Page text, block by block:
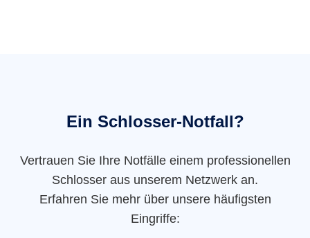
Ein Schlosser-Notfall?
Vertrauen Sie Ihre Notfälle einem professionellen
Schlosser aus unserem Netzwerk an.
Erfahren Sie mehr über unsere häufigsten
Eingriffe: